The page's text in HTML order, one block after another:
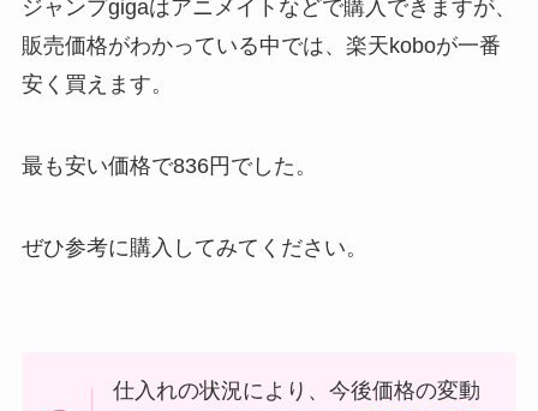
ジャンプgigaはアニメイトなどで購入できますが、
販売価格がわかっている中では、楽天koboが一番
安く買えます。
最も安い価格で836円でした。
ぜひ参考に購入してみてください。
仕入れの状況により、今後価格の変動